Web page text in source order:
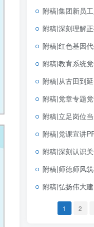
附稿|集团新员工入职培训
附稿|深刻理解正确政绩观科
附稿|红色基因代代传红色故
附稿|教育系统党课
附稿|从古田到延安党指挥枪的
附稿|党章专题党课PPT2026
附稿|立足岗位当先锋做一名
附稿|党课宣讲PPT下载深入学
附稿|深刻认识关于党的建设的重
附稿|师德师风筑根基潜心育人
附稿|弘扬伟大建党精神争做新时
1 2